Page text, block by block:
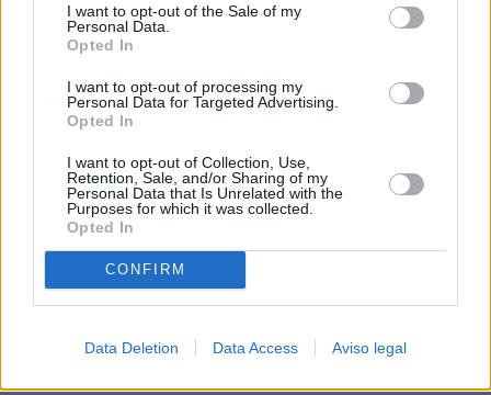
cualquier momento entrando de nuevo en este sitio web o
visitando nuestra política de privacidad.
I want to opt-out of the Sale of my
Personal Data.
Opted In
I want to opt-out of processing my
Personal Data for Targeted Advertising.
Opted In
I want to opt-out of Collection, Use,
Retention, Sale, and/or Sharing of my
Personal Data that Is Unrelated with the
Purposes for which it was collected.
Opted In
CONFIRM
Data Deletion Data Access Aviso legal